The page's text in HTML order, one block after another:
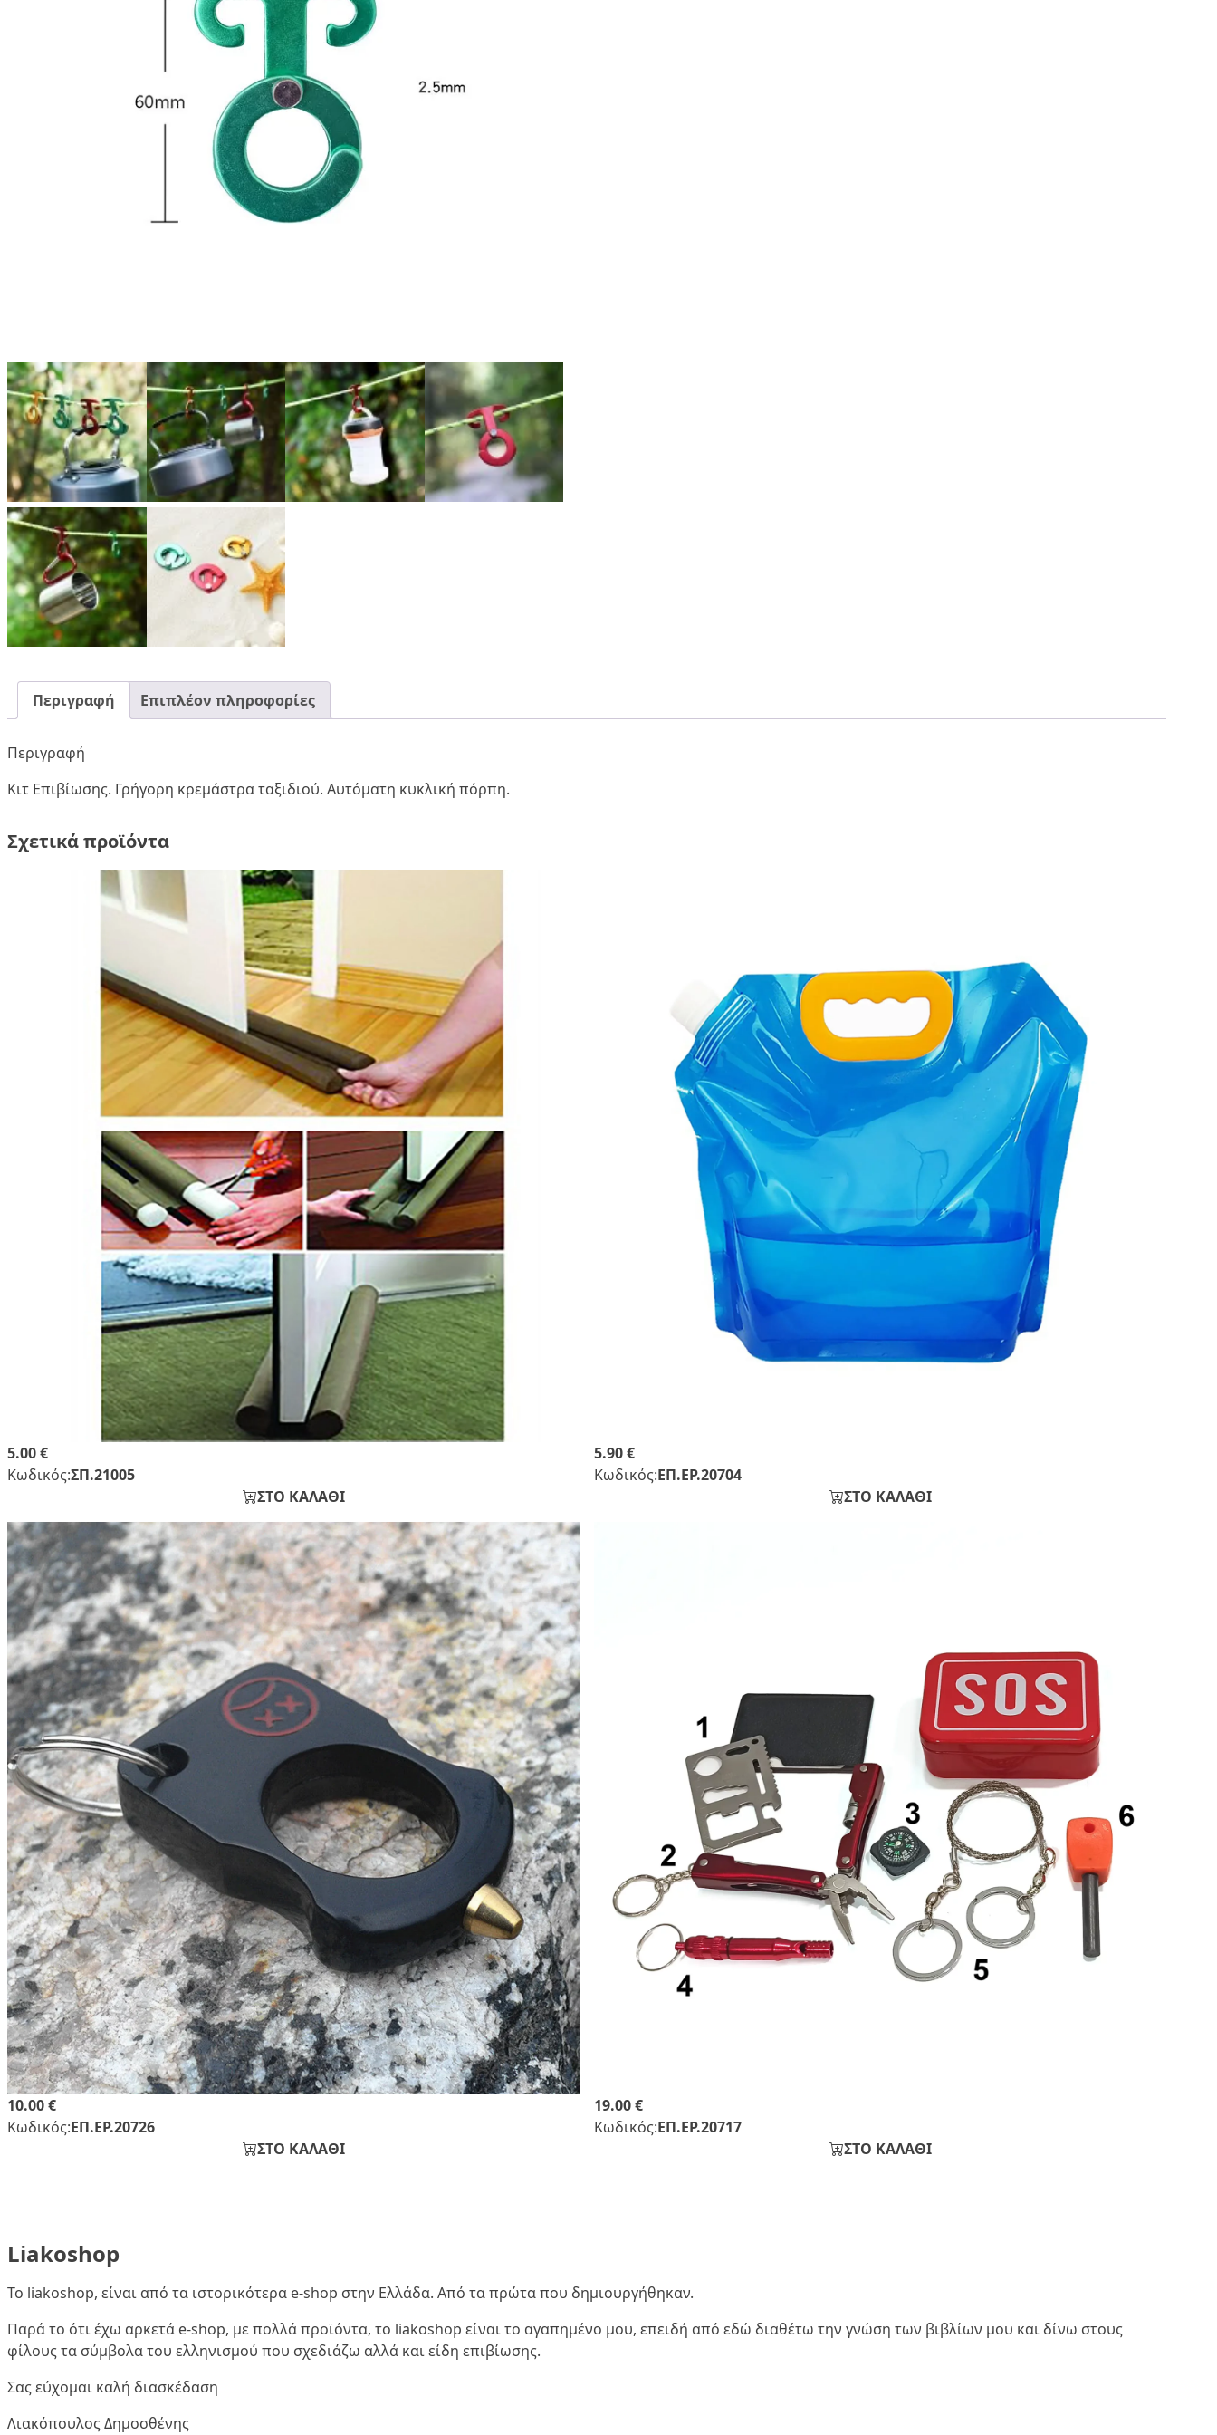
Περιγραφή Επιπλέον πληροφορίες
Περιγραφή
Κιτ Επιβίωσης. Γρήγορη κρεμάστρα ταξιδιού. Αυτόματη κυκλική πόρπη.
Σχετικά προϊόντα
5.00 €
Κωδικός:ΣΠ.21005
ΣΤΟ ΚΑΛΑΘΙ
5.90 €
Κωδικός:ΕΠ.ΕΡ.20704
ΣΤΟ ΚΑΛΑΘΙ
10.00 €
Κωδικός:ΕΠ.ΕΡ.20726
ΣΤΟ ΚΑΛΑΘΙ
19.00 €
Κωδικός:ΕΠ.ΕΡ.20717
ΣΤΟ ΚΑΛΑΘΙ
Liakoshop
Το liakoshop, είναι από τα ιστορικότερα e-shop στην Ελλάδα. Από τα πρώτα που δημιουργήθηκαν.
Παρά το ότι έχω αρκετά e-shop, με πολλά προϊόντα, το liakoshop είναι το αγαπημένο μου, επειδή από εδώ διαθέτω την γνώση των βιβλίων μου και δίνω στους
φίλους τα σύμβολα του ελληνισμού που σχεδιάζω αλλά και είδη επιβίωσης.
Σας εύχομαι καλή διασκέδαση
Λιακόπουλος Δημοσθένης